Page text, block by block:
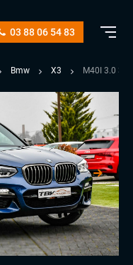
03 88 06 54 83
Bmw X3 M40I 3.0